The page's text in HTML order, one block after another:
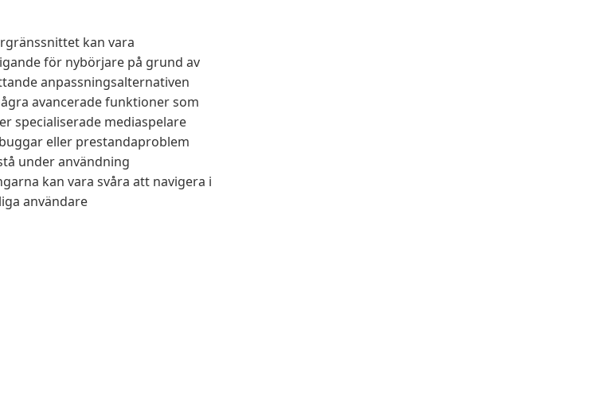
kan vara
för nybörjare på grund av
anpassningsalternativen
avancerade funktioner som
specialiserade mediaspelare
eller prestandaproblem
under användning
kan vara svåra att navigera i
användare